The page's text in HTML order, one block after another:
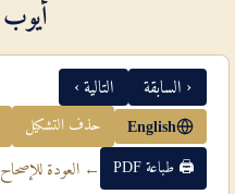
أيوب 42‏:‏11
‹ السابقة التالية ›
English حذف التشكيل
🖨 طباعة PDF ← العودة للإصحاح